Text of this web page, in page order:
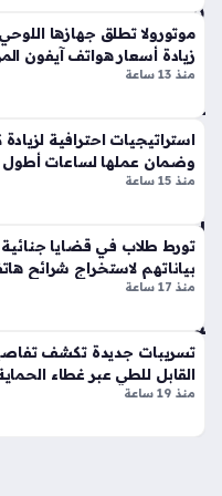
بي
ن
سا
م
س
ون
ج
Z
ld
8
وه
ف
iP
ho
ne
موتورولا تطلق جهازها
زيادة أسعار هواتف آيفون
منذ 13 ساعة
استراتيجيات احترافية
وضمان عملها لساعات أطول
منذ 15 ساعة
تورط طلاب في قضايا
بياناتهم لاستخراج شرائح
منذ 17 ساعة
تسريبات جديدة تكشف
القابل للطي عبر غطاء
منذ 19 ساعة